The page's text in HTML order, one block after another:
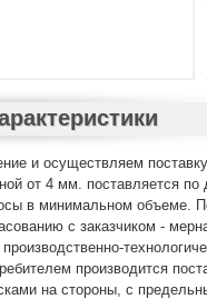
и осуществляем
от 4 мм. поставляется
в минимальном объеме.
с заказчиком -
производится
на стороны, с